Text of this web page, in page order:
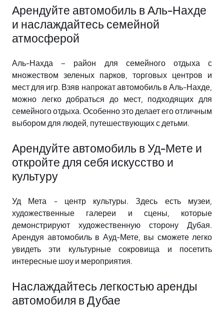
Арендуйте автомобиль в Аль-Нахде
и наслаждайтесь семейной
атмосферой
Аль-Нахда – район для семейного отдыха с
множеством зеленых парков, торговых центров и
мест для игр. Взяв напрокат автомобиль в Аль-Нахде,
можно легко добраться до мест, подходящих для
семейного отдыха. Особенно это делает его отличным
выбором для людей, путешествующих с детьми.
Арендуйте автомобиль в Уд-Мете и
откройте для себя искусство и
культуру
Уд Мета - центр культуры. Здесь есть музеи,
художественные галереи и сцены, которые
демонстрируют художественную сторону Дубая.
Арендуя автомобиль в Ауд-Мете, вы сможете легко
увидеть эти культурные сокровища и посетить
интересные шоу и мероприятия.
Наслаждайтесь легкостью аренды
автомобиля в Дубае